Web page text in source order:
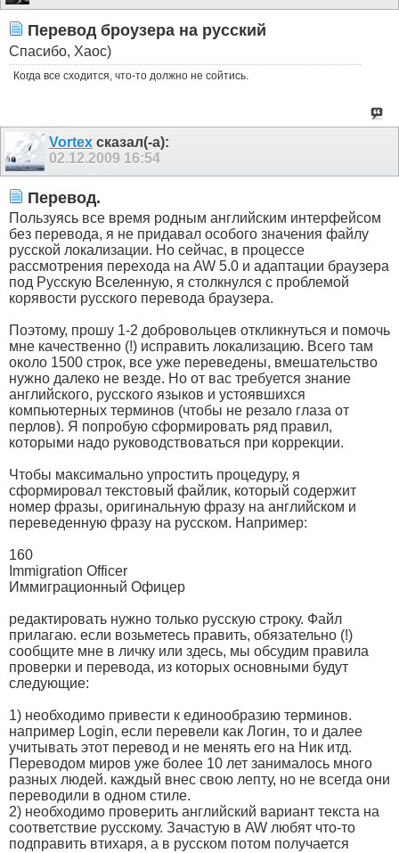
Перевод броузера на русский
Спасибо, Хаос)
Когда все сходится, что-то должно не сойтись.
Vortex сказал(-а):
02.12.2009 16:54
Перевод.
Пользуясь все время родным английским интерфейсом
без перевода, я не придавал особого значения файлу
русской локализации. Но сейчас, в процессе
рассмотрения перехода на AW 5.0 и адаптации браузера
под Русскую Вселенную, я столкнулся с проблемой
корявости русского перевода браузера.
Поэтому, прошу 1-2 добровольцев откликнуться и помочь
мне качественно (!) исправить локализацию. Всего там
около 1500 строк, все уже переведены, вмешательство
нужно далеко не везде. Но от вас требуется знание
английского, русского языков и устоявшихся
компьютерных терминов (чтобы не резало глаза от
перлов). Я попробую сформировать ряд правил,
которыми надо руководствоваться при коррекции.
Чтобы максимально упростить процедуру, я
сформировал текстовый файлик, который содержит
номер фразы, оригинальную фразу на английском и
переведенную фразу на русском. Например:
160
Immigration Officer
Иммиграционный Офицер
редактировать нужно только русскую строку. Файл
прилагаю. если возьметесь править, обязательно (!)
сообщите мне в личку или здесь, мы обсудим правила
проверки и перевода, из которых основными будут
следующие:
1) необходимо привеcти к единообразию терминов.
например Login, если перевели как Логин, то и далее
учитывать этот перевод и не менять его на Ник итд.
Переводом миров уже более 10 лет занималось много
разных людей. каждый внес свою лепту, но не всегда они
переводили в одном стиле.
2) необходимо проверить английский вариант текста на
соответствие русскому. Зачастую в AW любят что-то
подправить втихаря, а в русском потом получается